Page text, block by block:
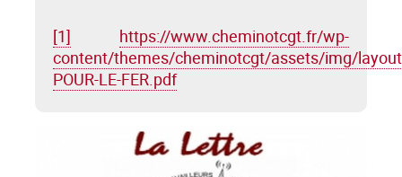
[1]
https://www.cheminotcgt.fr/wp-
content/themes/cheminotcgt/assets/img/
POUR-LE-FER.pdf